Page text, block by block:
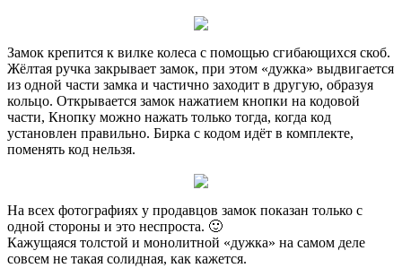
Замок крепится к вилке колеса с помощью сгибающихся скоб.
Жёлтая ручка закрывает замок, при этом «дужка» выдвигается
из одной части замка и частично заходит в другую, образуя
кольцо. Открывается замок нажатием кнопки на кодовой
части, Кнопку можно нажать только тогда, когда код
установлен правильно. Бирка с кодом идёт в комплекте,
поменять код нельзя.
На всех фотографиях у продавцов замок показан только с
одной стороны и это неспроста. 🙂
Кажущаяся толстой и монолитной «дужка» на самом деле
совсем не такая солидная, как кажется.